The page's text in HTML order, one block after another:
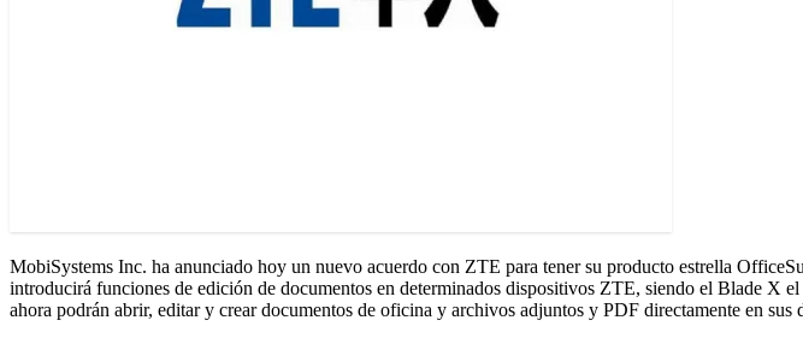
MobiSystems Inc. ha anunciado hoy un nuevo acuerdo con ZTE para tener su producto estrella
introducirá funciones de edición de documentos en determinados dispositivos ZTE, siendo el Blade X
ahora podrán abrir, editar y crear documentos de oficina y archivos adjuntos y PDF directamente en sus